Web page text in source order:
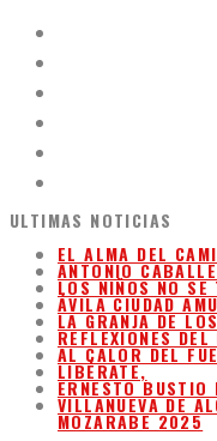
ULTIMAS NOTICIAS
EL ALMA DEL
ANTONIO
LOS NIÑOS NO SE
ÁVILA CIUDAD
LA GRANJA DE
REFLEXIONES DEL
AL CALOR DEL
LIBÉRATE,
ERNESTO BUSTIO
VILLANUEVA DE
MOZARABE 2025